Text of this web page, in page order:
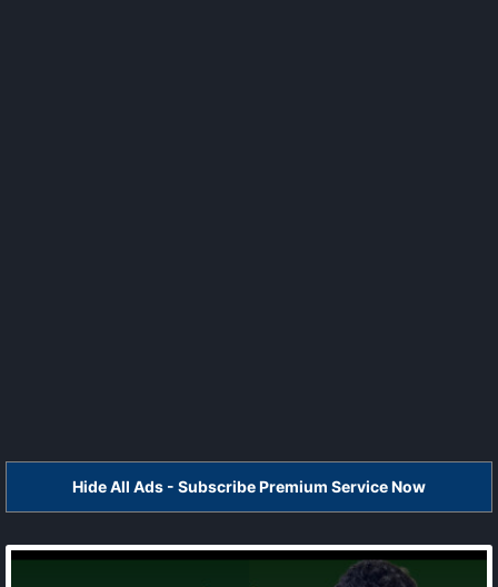
Hide All Ads - Subscribe Premium Service Now